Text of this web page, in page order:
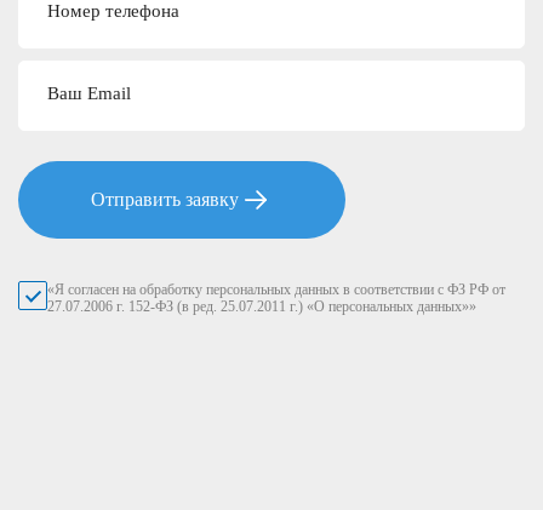
Номер телефона
Ваш Email
Отправить заявку
«Я согласен на обработку персональных данных в соответствии с ФЗ РФ от
27.07.2006 г. 152-ФЗ (в ред. 25.07.2011 г.) «О персональных данных»»